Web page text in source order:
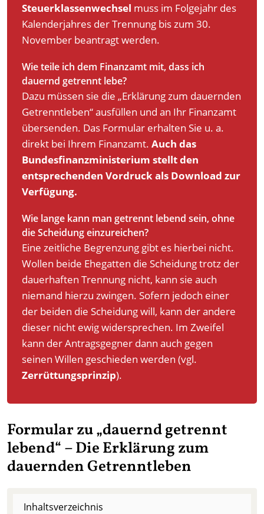
Steuerklassenwechsel muss im Folgejahr des
Kalenderjahres der Trennung bis zum 30.
November beantragt werden.
Wie teile ich dem Finanzamt mit, dass ich
dauernd getrennt lebe?
Dazu müssen sie die „Erklärung zum dauernden
Getrenntleben“ ausfüllen und an Ihr Finanzamt
übersenden. Das Formular erhalten Sie u. a.
direkt bei Ihrem Finanzamt. Auch das
Bundesfinanzministerium stellt den
entsprechenden Vordruck als Download zur
Verfügung.
Wie lange kann man getrennt lebend sein, ohne
die Scheidung einzureichen?
Eine zeitliche Begrenzung gibt es hierbei nicht.
Wollen beide Ehegatten die Scheidung trotz der
dauerhaften Trennung nicht, kann sie auch
niemand hierzu zwingen. Sofern jedoch einer
der beiden die Scheidung will, kann der andere
dieser nicht ewig widersprechen. Im Zweifel
kann der Antragsgegner dann auch gegen
seinen Willen geschieden werden (vgl.
Zerrüttungsprinzip).
Formular zu „dauernd getrennt
lebend“ – Die Erklärung zum
dauernden Getrenntleben
Inhaltsverzeichnis